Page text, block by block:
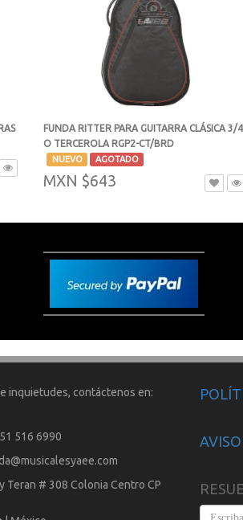
FUNDA RITTER PARA GUITARRA CLÁSICA 3/4
O TERCEROLA RGP2-CT/BRD
NUEVO AGOTADO
MXN $643
inquietudes, contáctenos en:
516 6990
Teran # 308 Colonia Centro CP